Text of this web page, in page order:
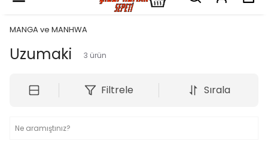
MANGA ve MANHWA
Uzumaki 3 ürün
Filtrele Sırala